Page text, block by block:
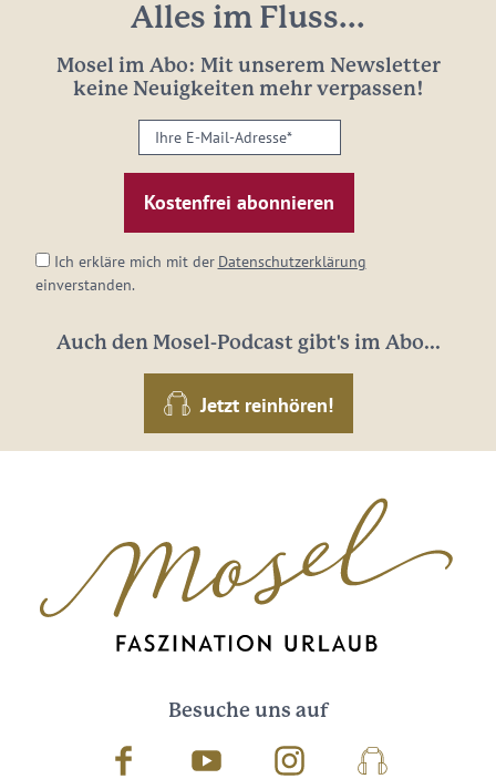
Alles im Fluss...
Mosel im Abo: Mit unserem Newsletter
keine Neuigkeiten mehr verpassen!
Ihre
E-
Mail-
Adresse:
Ich erkläre mich mit der Datenschutzerklärung
einverstanden.
Auch den Mosel-Podcast gibt's im Abo...
Jetzt reinhören!
Besuche uns auf
Facebook Youtube InstagramPodcast